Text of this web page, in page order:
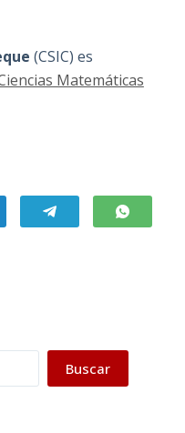
(CSIC) es
Matemáticas
Buscar